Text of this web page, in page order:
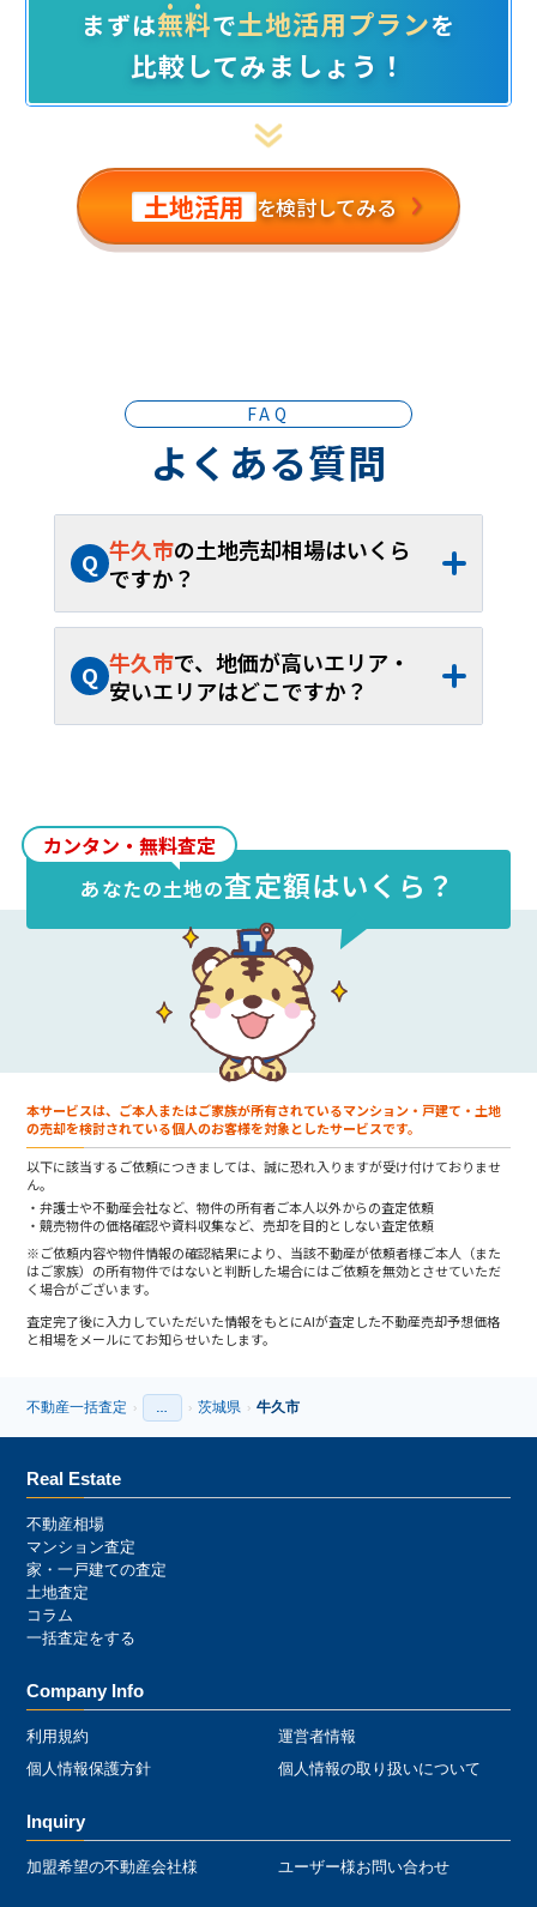
まずは無料で土地活用プランを
比較してみましょう！
土地活用 を検討してみる
FAQ
よくある質問
Q 牛久市の土地売却相場はいくら
ですか？
A 牛久市の土地売却相場は、約14.1万円/坪
（約3.44万円～約34.5万円/坪）、平米単
価約4.26万円/㎡（約1.04万円～約
10.5万
Q 牛久市で、地価が高いエリア・
安いエリアはどこですか？
3.44万円/坪（約
カンタン・無料査定
あなたの土地の査定額はいくら？
本サービスは、ご本人またはご家族が所有されているマンション・戸建て・土地
の売却を検討されている個人のお客様を対象としたサービスです。
以下に該当するご依頼につきましては、誠に恐れ入りますが受け付けておりませ
ん。
弁護士や不動産会社など、物件の所有者ご本人以外からの査定依頼
競売物件の価格確認や資料収集など、売却を目的としない査定依頼
※ご依頼内容や物件情報の確認結果により、当該不動産が依頼者様ご本人（また
はご家族）の所有物件ではないと判断した場合にはご依頼を無効とさせていただ
く場合がございます。
査定完了後に入力していただいた情報をもとにAIが査定した不動産売却予想価格
と相場をメールにてお知らせいたします。
不動産一括査定 › › 茨城県 › 牛久市
Real Estate
不動産相場
マンション査定
家・一戸建ての査定
土地査定
コラム
一括査定をする
Company Info
利用規約
運営者情報
個人情報保護方針
個人情報の取り扱いについて
Inquiry
加盟希望の不動産会社様 ユーザー様お問い合わせ